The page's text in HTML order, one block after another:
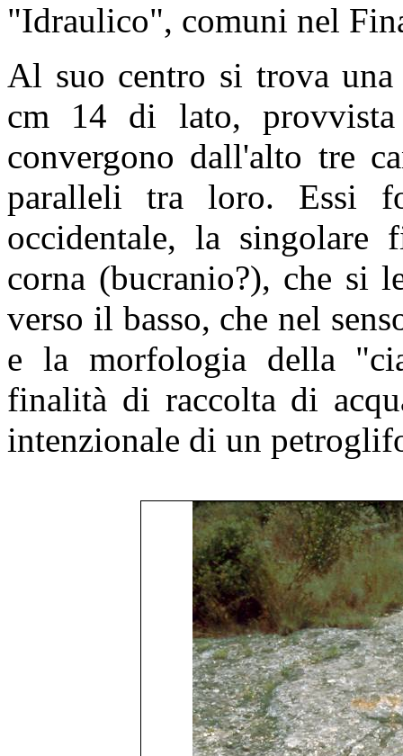
"Idraulico", comuni nel
Al suo centro si trova una
cm 14 di lato,
convergono dall'alto tre
paralleli tra loro. Essi
occidentale, la singolare
corna (bucranio?), che si
verso il basso, che nel
e la morfologia della
finalità di raccolta di
intenzionale di un